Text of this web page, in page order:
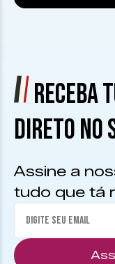
RECEBA
DIRETO NO
Assine a
tudo que tá